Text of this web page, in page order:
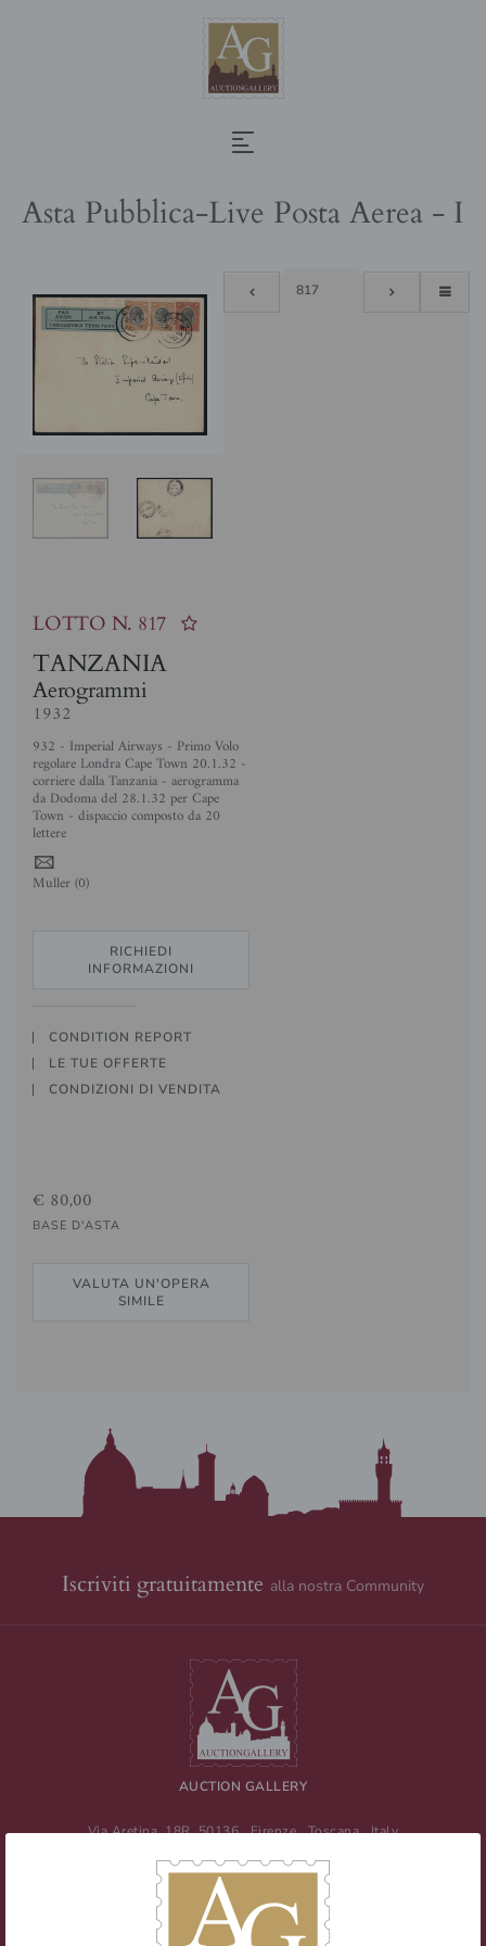
Asta Pubblica-Live Posta Aerea - I
LOTTO N. 817
TANZANIA
Aerogrammi
1932
932 - Imperial Airways - Primo Volo
regolare Londra Cape Town 20.1.32 -
corriere dalla Tanzania - aerogramma
da Dodoma del 28.1.32 per Cape
Town - dispaccio composto da 20
lettere
4
Muller (0)
RICHIEDI
INFORMAZIONI
CONDITION REPORT
LE TUE OFFERTE
CONDIZIONI DI VENDITA
€ 80,00
BASE D'ASTA
VALUTA UN'OPERA
SIMILE
Iscriviti gratuitamente alla nostra Community
AUCTION GALLERY
Via Aretina, 18R 50136 Firenze,Toscana,Italy
E-mail:info@auctiongallery.it
Partita IVA: